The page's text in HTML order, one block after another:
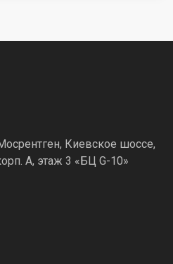
Киевское шоссе,
А, этаж 3 «БЦ G-10»